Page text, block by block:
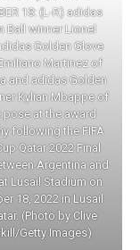
18: (L-R) adidas
Ball winner Lionel
Golden Glove
Martinez of
and adidas Golden
Kylian Mbappe of
pose at the award
following the FIFA
Qatar 2022 Final
Argentina and
Lusail Stadium on
18, 2022 in Lusail
(Photo by Clive
Getty Images)